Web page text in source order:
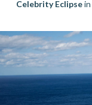
Celebrity Eclipsein